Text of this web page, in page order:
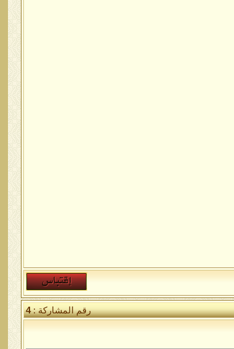
رقم المشاركة :4